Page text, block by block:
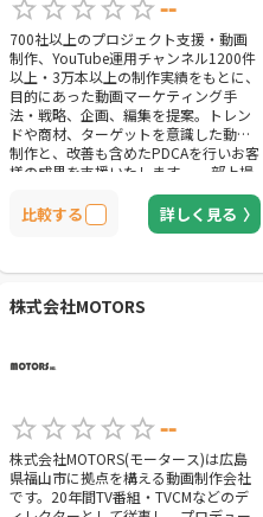
--
700社以上のプロジェクト支援・動画
制作、YouTube運用チャンネル1200件
以上・3万本以上の制作実績をもとに、
目的にあった動画マーケティング手
法・戦略、企画、編集を提案。トレン
ドや商材、ターゲットを意識した動画
制作と、改善も含めたPDCAを行いお客
様の成果を支援いたします。 一部上場
企業のマーケティング施策などを経験
したスタッフが多数在籍しているた
め、マーケティング全体から見た動画
ーも所属しているため、様々なジャン
す。
比較する 詳しく見る
株式会社MOTORS
--
株式会社MOTORS(モータース)は広島
県福山市に拠点を構える動画制作会社
です。20年間TV番組・TVCMなどのデ